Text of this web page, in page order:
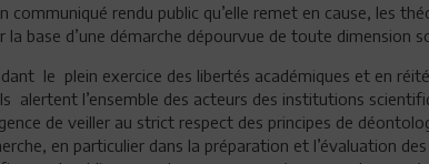
communiqué rendu public qu’elle remet en cause, les
la base d’une démarche dépourvue de toute dimension
le plein exercice des libertés académiques et en
alertent l’ensemble des acteurs des institutions
de veiller au strict respect des principes de
en particulier dans la préparation et l’évaluation